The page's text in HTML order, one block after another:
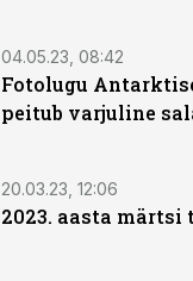
04.05.23, 08:42
Fotolugu
peitub varjuline
20.03.23, 12:06
2023. aasta märtsi